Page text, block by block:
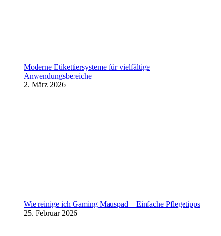
Moderne Etikettiersysteme für vielfältige
Anwendungsbereiche
2. März 2026
Wie reinige ich Gaming Mauspad – Einfache Pflegetipps
25. Februar 2026